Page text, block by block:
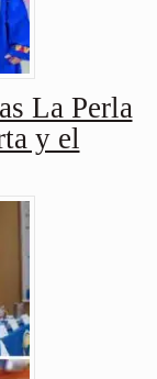
La Perla
y el